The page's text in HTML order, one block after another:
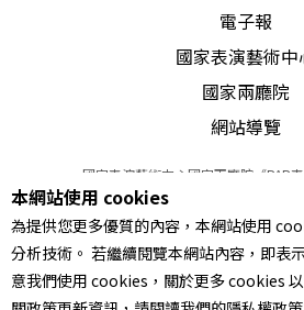
後一排都可以清楚聽見。」但追
來自百年前，戲班跑碼頭、天天
致。「當時那是為了生存而唱，
質感這件事情。可是現在進了劇
見。新的問題應該是：怎樣把
「裴老師曾問我說：『你們是
戲？』」盛鑑笑說，當下他愣了
電子報
國家表演藝術中
國家兩廳院
網站導覽
國家表演藝術中心國家兩廳院《PAR
© 2022Performing arts redefined. All
統一編號 Tax Id number
本站所提供相關演出資訊，如有異動應
服務條款｜隱私權聲明｜
本網站使用 cookies
為提供您更多優質的內容，本網站使用
分析技術。 若繼續閱覽本網站內容，即表
意我們使用 cookies，關於更多 cookies